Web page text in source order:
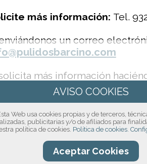
más información: Tel.
un correo
más información
Web usa cookies propias y de terceros,
publicitarias y/o de afiliados para
política de cookies. Política de cookies.
Aceptar Cookies